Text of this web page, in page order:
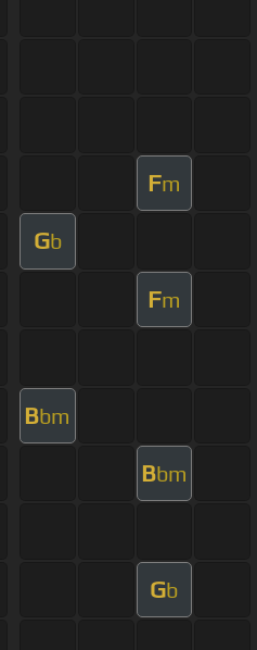
Fm
Gb
Fm
Bbm
Bbm
Gb